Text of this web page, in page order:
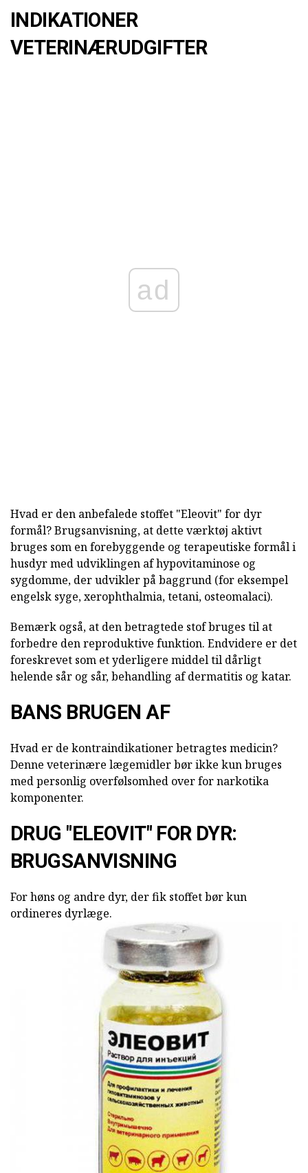
INDIKATIONER
VETERINÆRUDGIFTER
ad
Hvad er den anbefalede stoffet "Eleovit" for dyr
formål? Brugsanvisning, at dette værktøj aktivt
bruges som en forebyggende og terapeutiske formål i
husdyr med udviklingen af hypovitaminose og
sygdomme, der udvikler på baggrund (for eksempel
engelsk syge, xerophthalmia, tetani, osteomalaci).
Bemærk også, at den betragtede stof bruges til at
forbedre den reproduktive funktion. Endvidere er det
foreskrevet som et yderligere middel til dårligt
helende sår og sår, behandling af dermatitis og katar.
BANS BRUGEN AF
Hvad er de kontraindikationer betragtes medicin?
Denne veterinære lægemidler bør ikke kun bruges
med personlig overfølsomhed over for narkotika
komponenter.
DRUG "ELEOVIT" FOR DYR:
BRUGSANVISNING
For høns og andre dyr, der fik stoffet bør kun
ordineres dyrlæge.